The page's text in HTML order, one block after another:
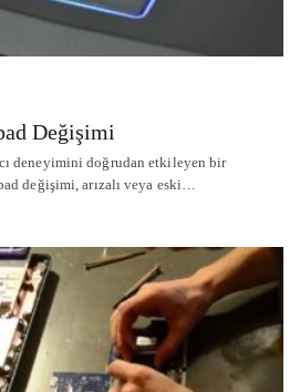
Değişimi
deneyimini doğrudan etkileyen bir
değişimi, arızalı veya eski…